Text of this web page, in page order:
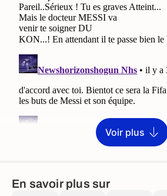
Voir plus
En savoir plus sur